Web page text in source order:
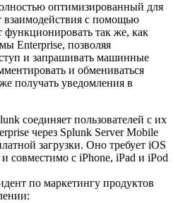
оптимизированный для
с помощью
так же, как
Enterprise, позволяя
и запрашивать машинные
и обмениваться
получать уведомления в
соединяет пользователей с их
через Splunk Server Mobile
загрузки. Оно требует iOS
совместимо с iPhone, iPad и iPod
по маркетингу продуктов